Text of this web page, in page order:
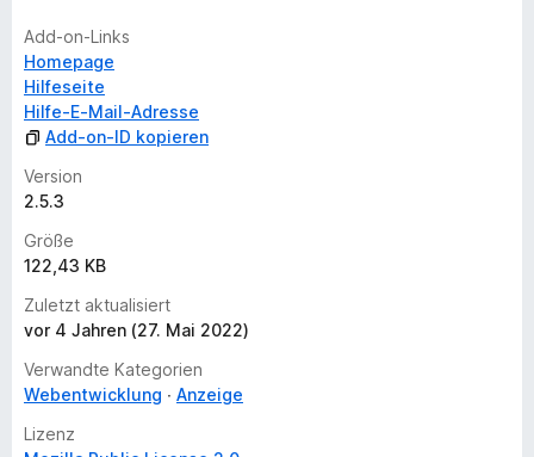
g
e
n
v
o
r
Add-on-Links
Homepage
Hilfeseite
Hilfe-E-Mail-Adresse
Add-on-ID kopieren
Version
2.5.3
Größe
122,43 KB
Zuletzt aktualisiert
vor 4 Jahren (27. Mai 2022)
Verwandte Kategorien
Webentwicklung
Anzeige
Lizenz